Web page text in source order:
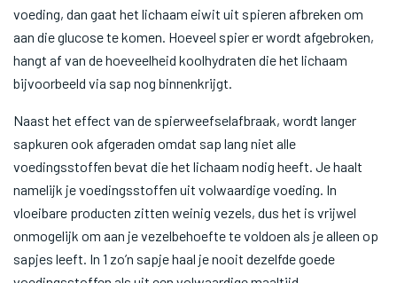
voeding, dan gaat het lichaam eiwit uit spieren afbreken om
aan die glucose te komen. Hoeveel spier er wordt afgebroken,
hangt af van de hoeveelheid koolhydraten die het lichaam
bijvoorbeeld via sap nog binnenkrijgt.
Naast het effect van de spierweefselafbraak, wordt langer
sapkuren ook afgeraden omdat sap lang niet alle
voedingsstoffen bevat die het lichaam nodig heeft. Je haalt
namelijk je voedingsstoffen uit volwaardige voeding. In
vloeibare producten zitten weinig vezels, dus het is vrijwel
onmogelijk om aan je vezelbehoefte te voldoen als je alleen op
sapjes leeft. In 1 zo’n sapje haal je nooit dezelfde goede